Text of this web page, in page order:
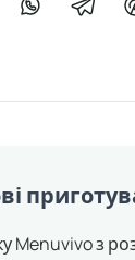
у LinkedIn
на
Поділитися
Menuvivo з